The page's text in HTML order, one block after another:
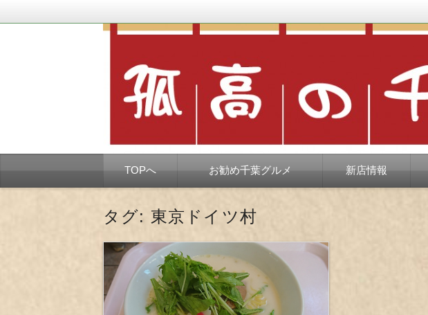
孤高の千葉グルメ
千葉市を中心とした、孤独なようで孤独でもない、ちょっと孤高な食
TOPへ お勧め千葉グルメ 新店情報
タグ: 東京ドイツ村